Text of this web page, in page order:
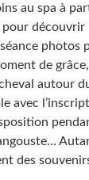
au spa à
découvrir
séance photos
de
autour
avec
des